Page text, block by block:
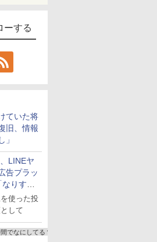
ーする
ていた将
旧、情報
」
LINEヤ
告プラッ
りすま
化を要請
使った投
して
でなにしてる？